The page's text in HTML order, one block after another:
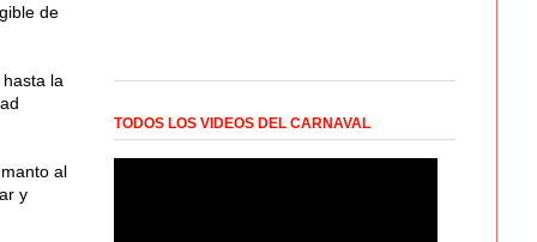
de
la
al
y
TODOS LOS VIDEOS DEL CARNAVAL